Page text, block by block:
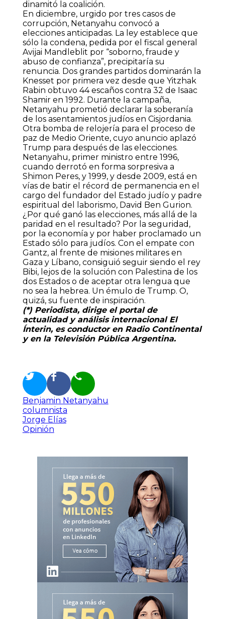
dinamitó la coalición.
En diciembre, urgido por tres casos de
corrupción, Netanyahu convocó a
elecciones anticipadas. La ley establece que
sólo la condena, pedida por el fiscal general
Avijai Mandleblit por “soborno, fraude y
abuso de confianza”, precipitaría su
renuncia. Dos grandes partidos dominarán la
Knesset por primera vez desde que Yitzhak
Rabin obtuvo 44 escaños contra 32 de Isaac
Shamir en 1992. Durante la campaña,
Netanyahu prometió declarar la soberanía
de los asentamientos judíos en Cisjordania.
Otra bomba de relojería para el proceso de
paz de Medio Oriente, cuyo anuncio aplazó
Trump para después de las elecciones.
Netanyahu, primer ministro entre 1996,
cuando derrotó en forma sorpresiva a
Shimon Peres, y 1999, y desde 2009, está en
vías de batir el récord de permanencia en el
cargo del fundador del Estado judío y padre
espiritual del laborismo, David Ben Gurion.
¿Por qué ganó las elecciones, más allá de la
paridad en el resultado? Por la seguridad,
por la economía y por haber proclamado un
Estado sólo para judíos. Con el empate con
Gantz, al frente de misiones militares en
Gaza y Líbano, consiguió seguir siendo el rey
Bibi, lejos de la solución con Palestina de los
dos Estados o de aceptar otra lengua que
no sea la hebrea. Un émulo de Trump. O,
quizá, su fuente de inspiración.
(*) Periodista, dirige el portal de
actualidad y análisis internacional El
Ínterin, es conductor en Radio Continental
y en la Televisión Pública Argentina.
Benjamin Netanyahu
columnista
Jorge Elías
Opinión